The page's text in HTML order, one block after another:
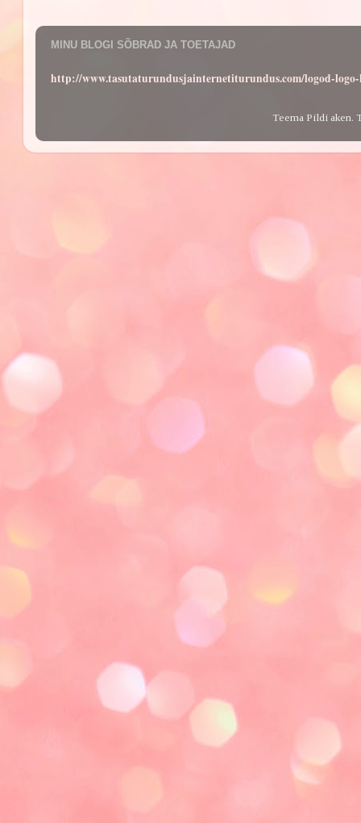
MINU BLOGI SÕBRAD JA TOETAJAD
http://www.tasutaturundusjainternetiturundus.com/logod-
Teema Pildi aken.